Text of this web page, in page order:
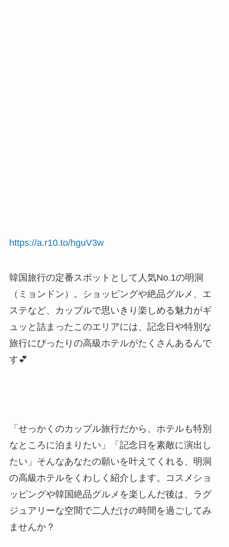
https://a.r10.to/hguV3w
韓国旅行の定番スポットとして人気No.1の明洞
（ミョンドン）。ショッピングや絶品グルメ、エ
ステなど、カップルで思いきり楽しめる魅力がギ
ュッと詰まったこのエリアには、記念日や特別な
旅行にぴったりの高級ホテルがたくさんあるんで
す💕
「せっかくのカップル旅行だから、ホテルも特別
なところに泊まりたい」「記念日を素敵に演出し
たい」そんなあなたの願いを叶えてくれる、明洞
の高級ホテルをくわしく紹介します。コスメショ
ッピングや韓国絶品グルメを楽しんだ後は、ラグ
ジュアリーな空間で二人だけの時間を過ごしてみ
ませんか？